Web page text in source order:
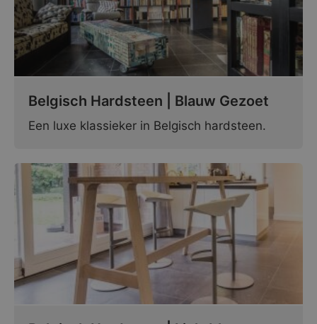
Belgisch Hardsteen | Blauw Gezoet
Een luxe klassieker in Belgisch hardsteen.